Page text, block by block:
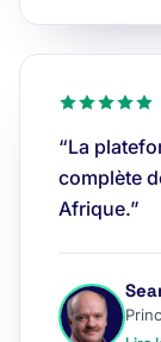
“La
complète
Afrique.”